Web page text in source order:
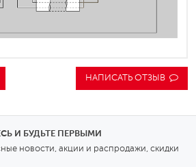
НАПИСАТЬ ОТЗЫВ
И БУДЬТЕ ПЕРВЫМИ
новости, акции и распродажи, скидки